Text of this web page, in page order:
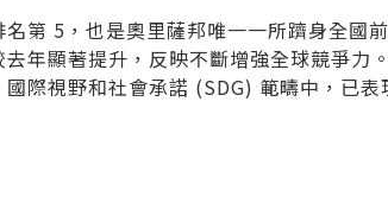
第 5，也是奧里薩邦唯一一所躋身全國
年顯著提升，反映不斷增強全球競爭力。
際視野和社會承諾 (SDG) 範疇中，已表